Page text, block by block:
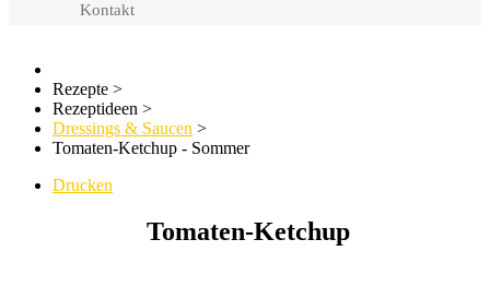
Kontakt
Rezepte >
Rezeptideen >
Dressings & Saucen >
Tomaten-Ketchup - Sommer
Drucken
Tomaten-Ketchup